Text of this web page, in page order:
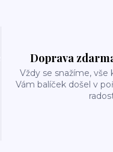
Doprava
Vždy se snažíme, vše
Vám balíček došel v